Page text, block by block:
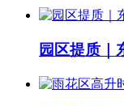
园区提质｜